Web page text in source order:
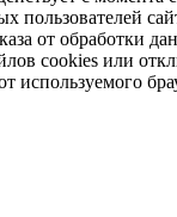
пользователей
от
cookies или
используемого